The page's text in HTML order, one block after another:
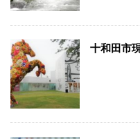
十和田市